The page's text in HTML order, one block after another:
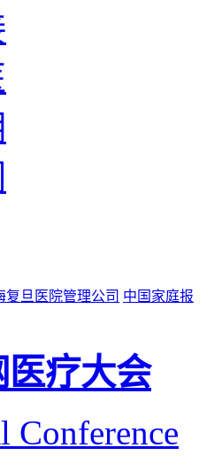
复旦医院管理公司 中国家庭报
医疗大会
Conference